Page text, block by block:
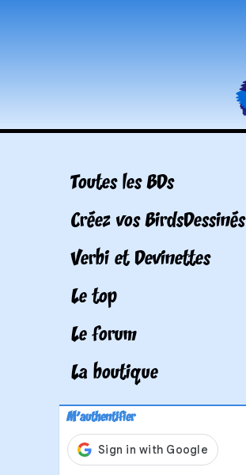
Toutes les BDs
Créez vos BirdsDessinés
Verbi et Devinettes
Le top
Le forum
La boutique
M'authentifier